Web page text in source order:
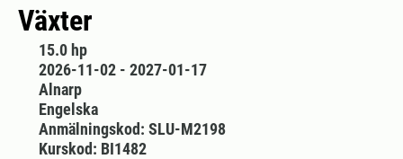
Växter
15.0 hp
2026-11-02 - 2027-01-17
Alnarp
Engelska
Anmälningskod: SLU-M2198
Kurskod: BI1482